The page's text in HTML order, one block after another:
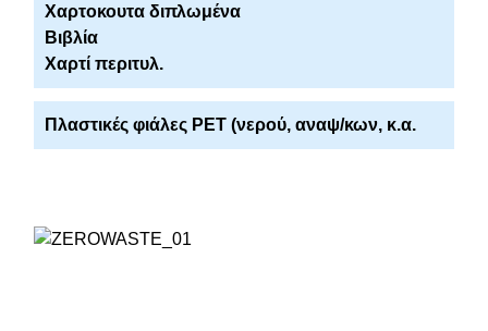
Χαρτοκουτα διπλωμένα
Βιβλία
Χαρτί περιτυλ.
Πλαστικές φιάλες PET (νερού, αναψ/κων, κ.α.